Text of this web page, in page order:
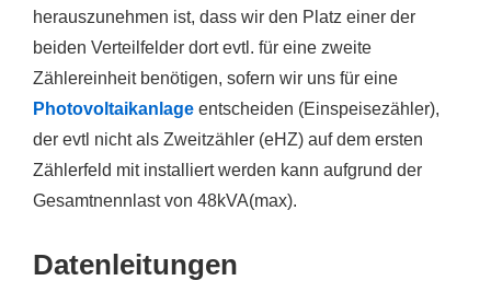
herauszunehmen ist, dass wir den Platz einer der
beiden Verteilfelder dort evtl. für eine zweite
Zählereinheit benötigen, sofern wir uns für eine
Photovoltaikanlage entscheiden (Einspeisezähler),
der evtl nicht als Zweitzähler (eHZ) auf dem ersten
Zählerfeld mit installiert werden kann aufgrund der
Gesamtnennlast von 48kVA(max).
Datenleitungen